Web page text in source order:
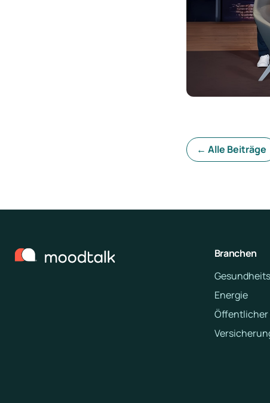
← Alle Beiträge
Branchen
Energie
Öffentlicher